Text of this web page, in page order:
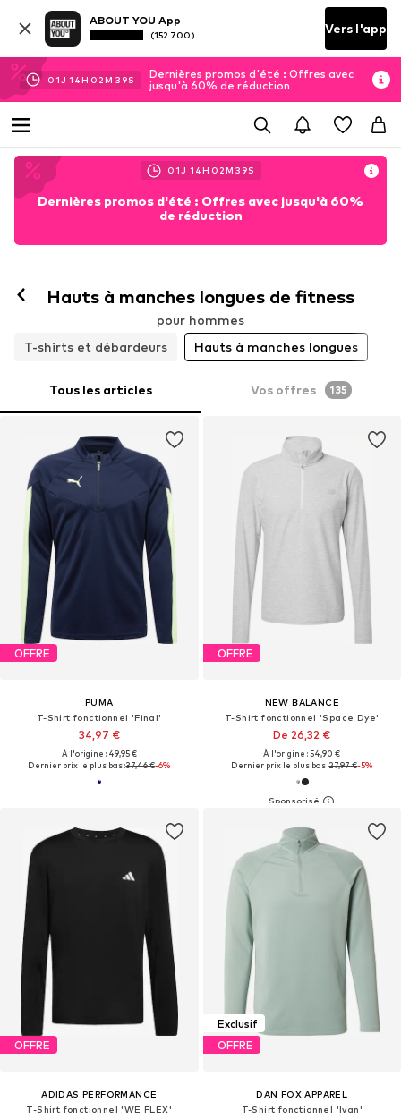
ABOUT YOU App
(152 700) Vers l'app
01J 14H 02M 36S
Dernières promos d'été : Offres avec
jusqu'à 60% de réduction
01J 14H 02M 36S
Dernières promos d'été : Offres avec jusqu'à 60%
de réduction
Hauts à manches longues de fitness
pour hommes
T-shirts et débardeurs
Hauts à manches longues
Tous les articles Vos offres 135
OFFRE
PUMA
T-Shirt fonctionnel 'Final'
34,97 €
À l'origine : 49,95 €
Dernier prix le plus bas :37,46 €-6%
OFFRE
NEW BALANCE
T-Shirt fonctionnel 'Space Dye'
De 26,32 €
À l'origine : 54,90 €
Dernier prix le plus bas :27,97 €-5%
OFFRE
ADIDAS PERFORMANCE
T-Shirt fonctionnel 'WE FLEX'
Exclusif
OFFRE
DAN FOX APPAREL
T-Shirt fonctionnel 'Ivan'